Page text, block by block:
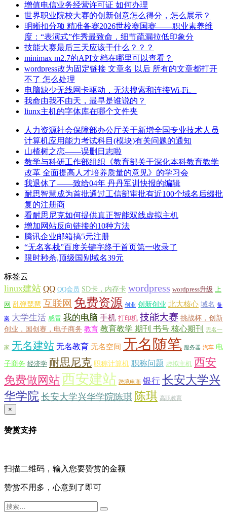
增值电信业务经营许可证 如何办理
世界职业院校大赛的创新创意怎么得分，怎么展示？
明晰扣分项 精准备赛2026世校赛国赛——职业素养维
度：“表演式”作秀最致命，细节疏漏拉低印象分
技能大赛最后三天应该干什么？？？
minimax m2.7的API文档在哪里可以查看？
wordpress改为固定链接 文章名 以后 所有的文章都打开
不了 怎么处理
电脑缺少无线网卡驱动，无法搜索和连接Wi-Fi。
我命由我不由天，最早是谁说的？
liunx主机的字体库在哪个文件夹
人力资源社会保障部办公厅关于新增全国专业技术人员
计算机应用能力考试科目(模块)有关问题的通知
山楂树之恋——误删日志啦
教学与科研工作部组织《教育部关于深化本科教育教学
改革 全面提高人才培养质量的意见》的学习会
我退休了——致给04年 丹丹军训快报的编辑
耐思智慧成为首批通过工信部审批有近100个域名后缀批
复的注册商
看耐思尼克如何提供真正智能双线虚拟主机
增加网站反向链接的10种方法
腾讯企业邮箱搞5元注册
“无名客栈”百度关键字终于首页第一收录了
限时秒杀,顶级国别域名39元
标签云
linux建站 QQ QQ会员 SD卡，内存卡 wordpress wordpress升级 上
网 乱弹琵琶 互联网 免费资源 创业 创新创业 北大核心 域名 备
案 大学生活 感冒 我的电脑 手机 打印机 技能大赛 挑战杯，创新
创业，国创赛，电子商务 教育 教育教学 期刊 书号 核心期刊 无名一
家 无名建站 无名教育 无名空间 无名随笔 服务器 汽车 电
子商务 经济学 耐思尼克 职称计算机 职称问题 虚拟主机 西安
免费做网站西安建站 跨境电商 银行 长安大学兴
华学院 长安大学兴华学院陈琪 陈琪 高职教育
×
赞赏支持
扫描二维码，输入您要赞赏的金额
赞赏不用多，心意到了即可